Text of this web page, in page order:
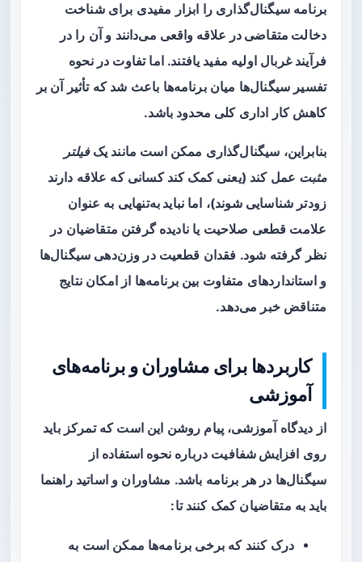
برنامه سیگنال‌گذاری را ابزار مفیدی برایشناخت
دخالت متقاضی در علاقه واقعی می‌دانند و آن را در
فرآیند غربال اولیه مفید یافتند. اما تفاوت در نحوه
تفسیر سیگنال‌ها میان برنامه‌ها باعث شد که تأثیر آن بر
کاهش کار اداری کلی محدود باشد.
بنابراین، سیگنال‌گذاری ممکن است مانند یکفیلتر
مثبت عمل کند (یعنی کمک کند کسانی که علاقه دارند
زودتر شناسایی شوند)، اما نباید به‌تنهایی به عنوان
علامت قطعی صلاحیت یا نادیده گرفتن متقاضیان در
نظر گرفته شود. فقدان قطعیت در وزن‌دهی سیگنال‌ها
و استانداردهای متفاوت بین برنامه‌ها از امکان نتایج
متناقض خبر می‌دهد.
کاربردها برای مشاوران و برنامه‌های
آموزشی
از دیدگاه آموزشی، پیام روشن این است که تمرکز باید
روی افزایش شفافیت درباره نحوه استفاده از
سیگنال‌ها در هر برنامه باشد. مشاوران و اساتید راهنما
باید به متقاضیان کمک کنند تا:
درک کنند که برخی برنامه‌ها ممکن است به